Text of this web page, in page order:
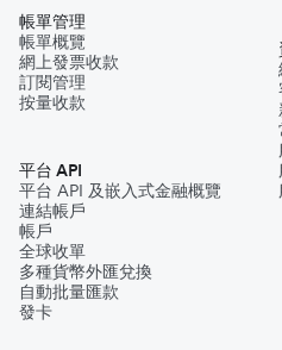
帳單管理
帳單概覽
網上發票收款
訂閱管理
按量收款
平台 API
平台 API 及嵌入式金融概覽
連結帳戶
帳戶
全球收單
多種貨幣外匯兌換
自動批量匯款
發卡